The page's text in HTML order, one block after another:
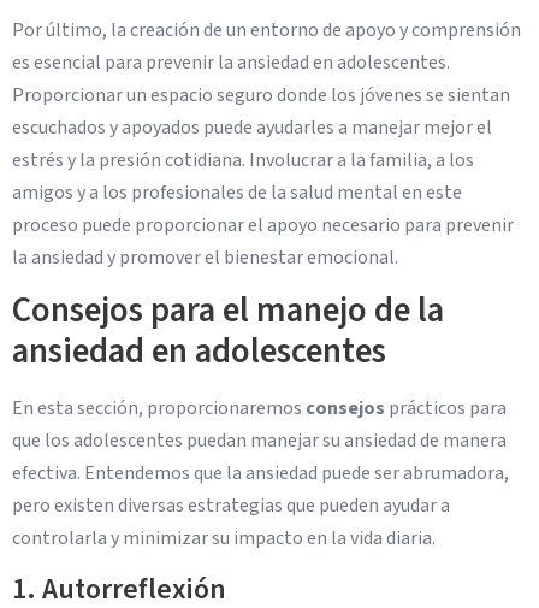
Por último, la creación de un entorno de apoyo y comprensión
es esencial para prevenir la ansiedad en adolescentes.
Proporcionar un espacio seguro donde los jóvenes se sientan
escuchados y apoyados puede ayudarles a manejar mejor el
estrés y la presión cotidiana. Involucrar a la familia, a los
amigos y a los profesionales de la salud mental en este
proceso puede proporcionar el apoyo necesario para prevenir
la ansiedad y promover el bienestar emocional.
Consejos para el manejo de la
ansiedad en adolescentes
En esta sección, proporcionaremos consejos prácticos para
que los adolescentes puedan manejar su ansiedad de manera
efectiva. Entendemos que la ansiedad puede ser abrumadora,
pero existen diversas estrategias que pueden ayudar a
controlarla y minimizar su impacto en la vida diaria.
1. Autorreflexión